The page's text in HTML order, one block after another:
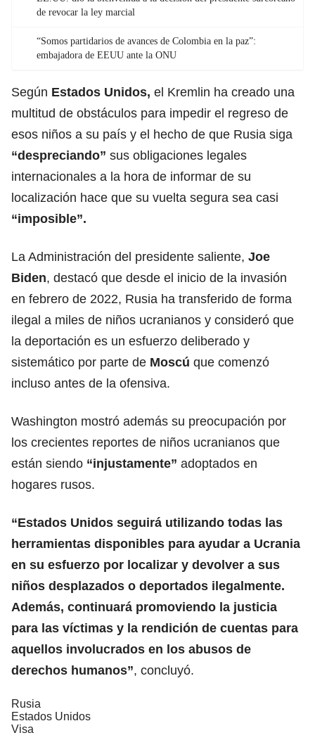
de revocar la ley marcial
“Somos partidarios de avances de Colombia en la paz”:
embajadora de EEUU ante la ONU
Según Estados Unidos, el Kremlin ha creado una
multitud de obstáculos para impedir el regreso de
esos niños a su país y el hecho de que Rusia siga
“despreciando” sus obligaciones legales
internacionales a la hora de informar de su
localización hace que su vuelta segura sea casi
“imposible”.
La Administración del presidente saliente, Joe
Biden, destacó que desde el inicio de la invasión
en febrero de 2022, Rusia ha transferido de forma
ilegal a miles de niños ucranianos y consideró que
la deportación es un esfuerzo deliberado y
sistemático por parte de Moscú que comenzó
incluso antes de la ofensiva.
Washington mostró además su preocupación por
los crecientes reportes de niños ucranianos que
están siendo “injustamente” adoptados en
hogares rusos.
“Estados Unidos seguirá utilizando todas las
herramientas disponibles para ayudar a Ucrania
en su esfuerzo por localizar y devolver a sus
niños desplazados o deportados ilegalmente.
Además, continuará promoviendo la justicia
para las víctimas y la rendición de cuentas para
aquellos involucrados en los abusos de
derechos humanos”, concluyó.
Rusia
Estados Unidos
Visa